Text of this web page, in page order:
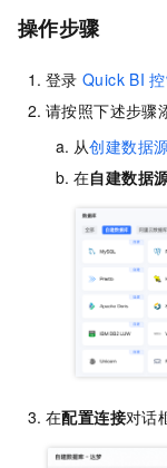
操作步骤
登录 Quick BI
请按照下述步骤
从创建数据
在自建数据
在配置连接对话